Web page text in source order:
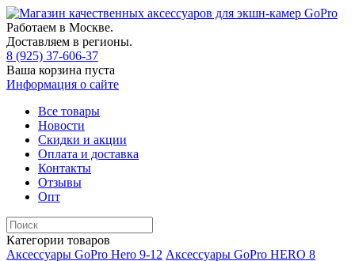
Работаем в Москве.
Доставляем в регионы.
8 (925) 37-606-37
Ваша корзина пуста
Информация о сайте
Все товары
Новости
Скидки и акции
Оплата и доставка
Контакты
Отзывы
Опт
Категории товаров
Аксессуары GoPro Hero 9-12 Аксессуары GoPro HERO 8